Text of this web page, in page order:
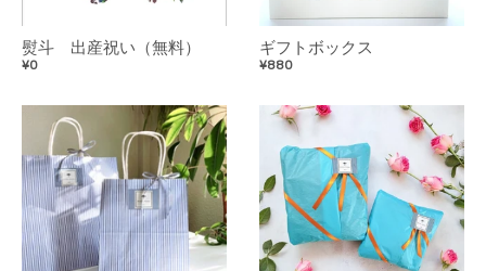
熨斗 出産祝い（無料）
¥0
ギフトボックス
¥880